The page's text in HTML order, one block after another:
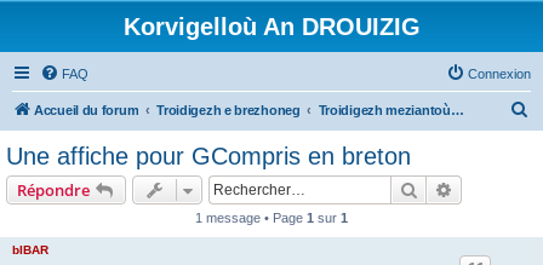
Korvigelloù An DROUIZIG
FAQ Connexion
Accueil du forum Troidigezh e brezhoneg Troidigezh meziantoù all (frank a wirioù evit an darn vrasañ anezho)
Une affiche pour GCompris en breton
Répondre Rechercher
1 message • Page 1 sur 1
bIBAR